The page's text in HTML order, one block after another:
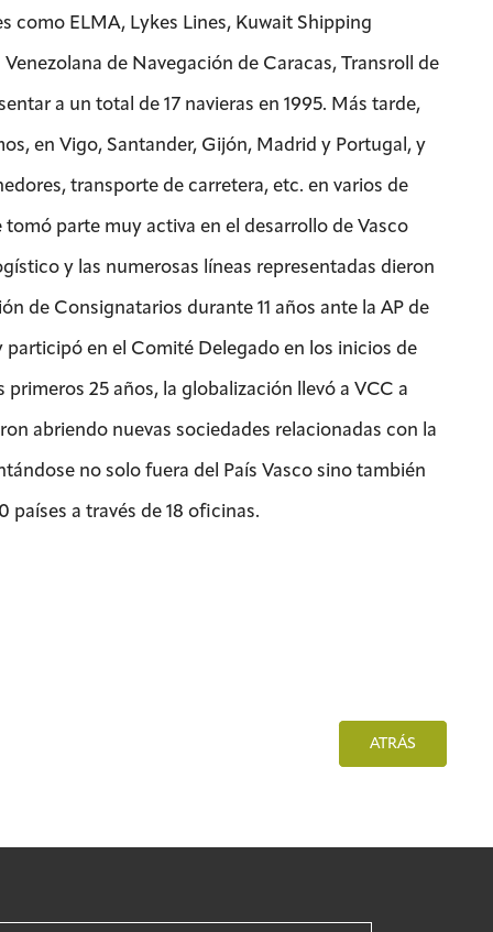
como ELMA, Lykes Lines, Kuwait Shipping
de Navegación de Caracas, Transroll de
a un total de 17 navieras en 1995. Más tarde,
en Vigo, Santander, Gijón, Madrid y Portugal, y
transporte de carretera, etc. en varios de
parte muy activa en el desarrollo de Vasco
y las numerosas líneas representadas dieron
de Consignatarios durante 11 años ante la AP de
en el Comité Delegado en los inicios de
25 años, la globalización llevó a VCC a
abriendo nuevas sociedades relacionadas con la
no solo fuera del País Vasco sino también
países a través de 18 oficinas.
ATRÁS